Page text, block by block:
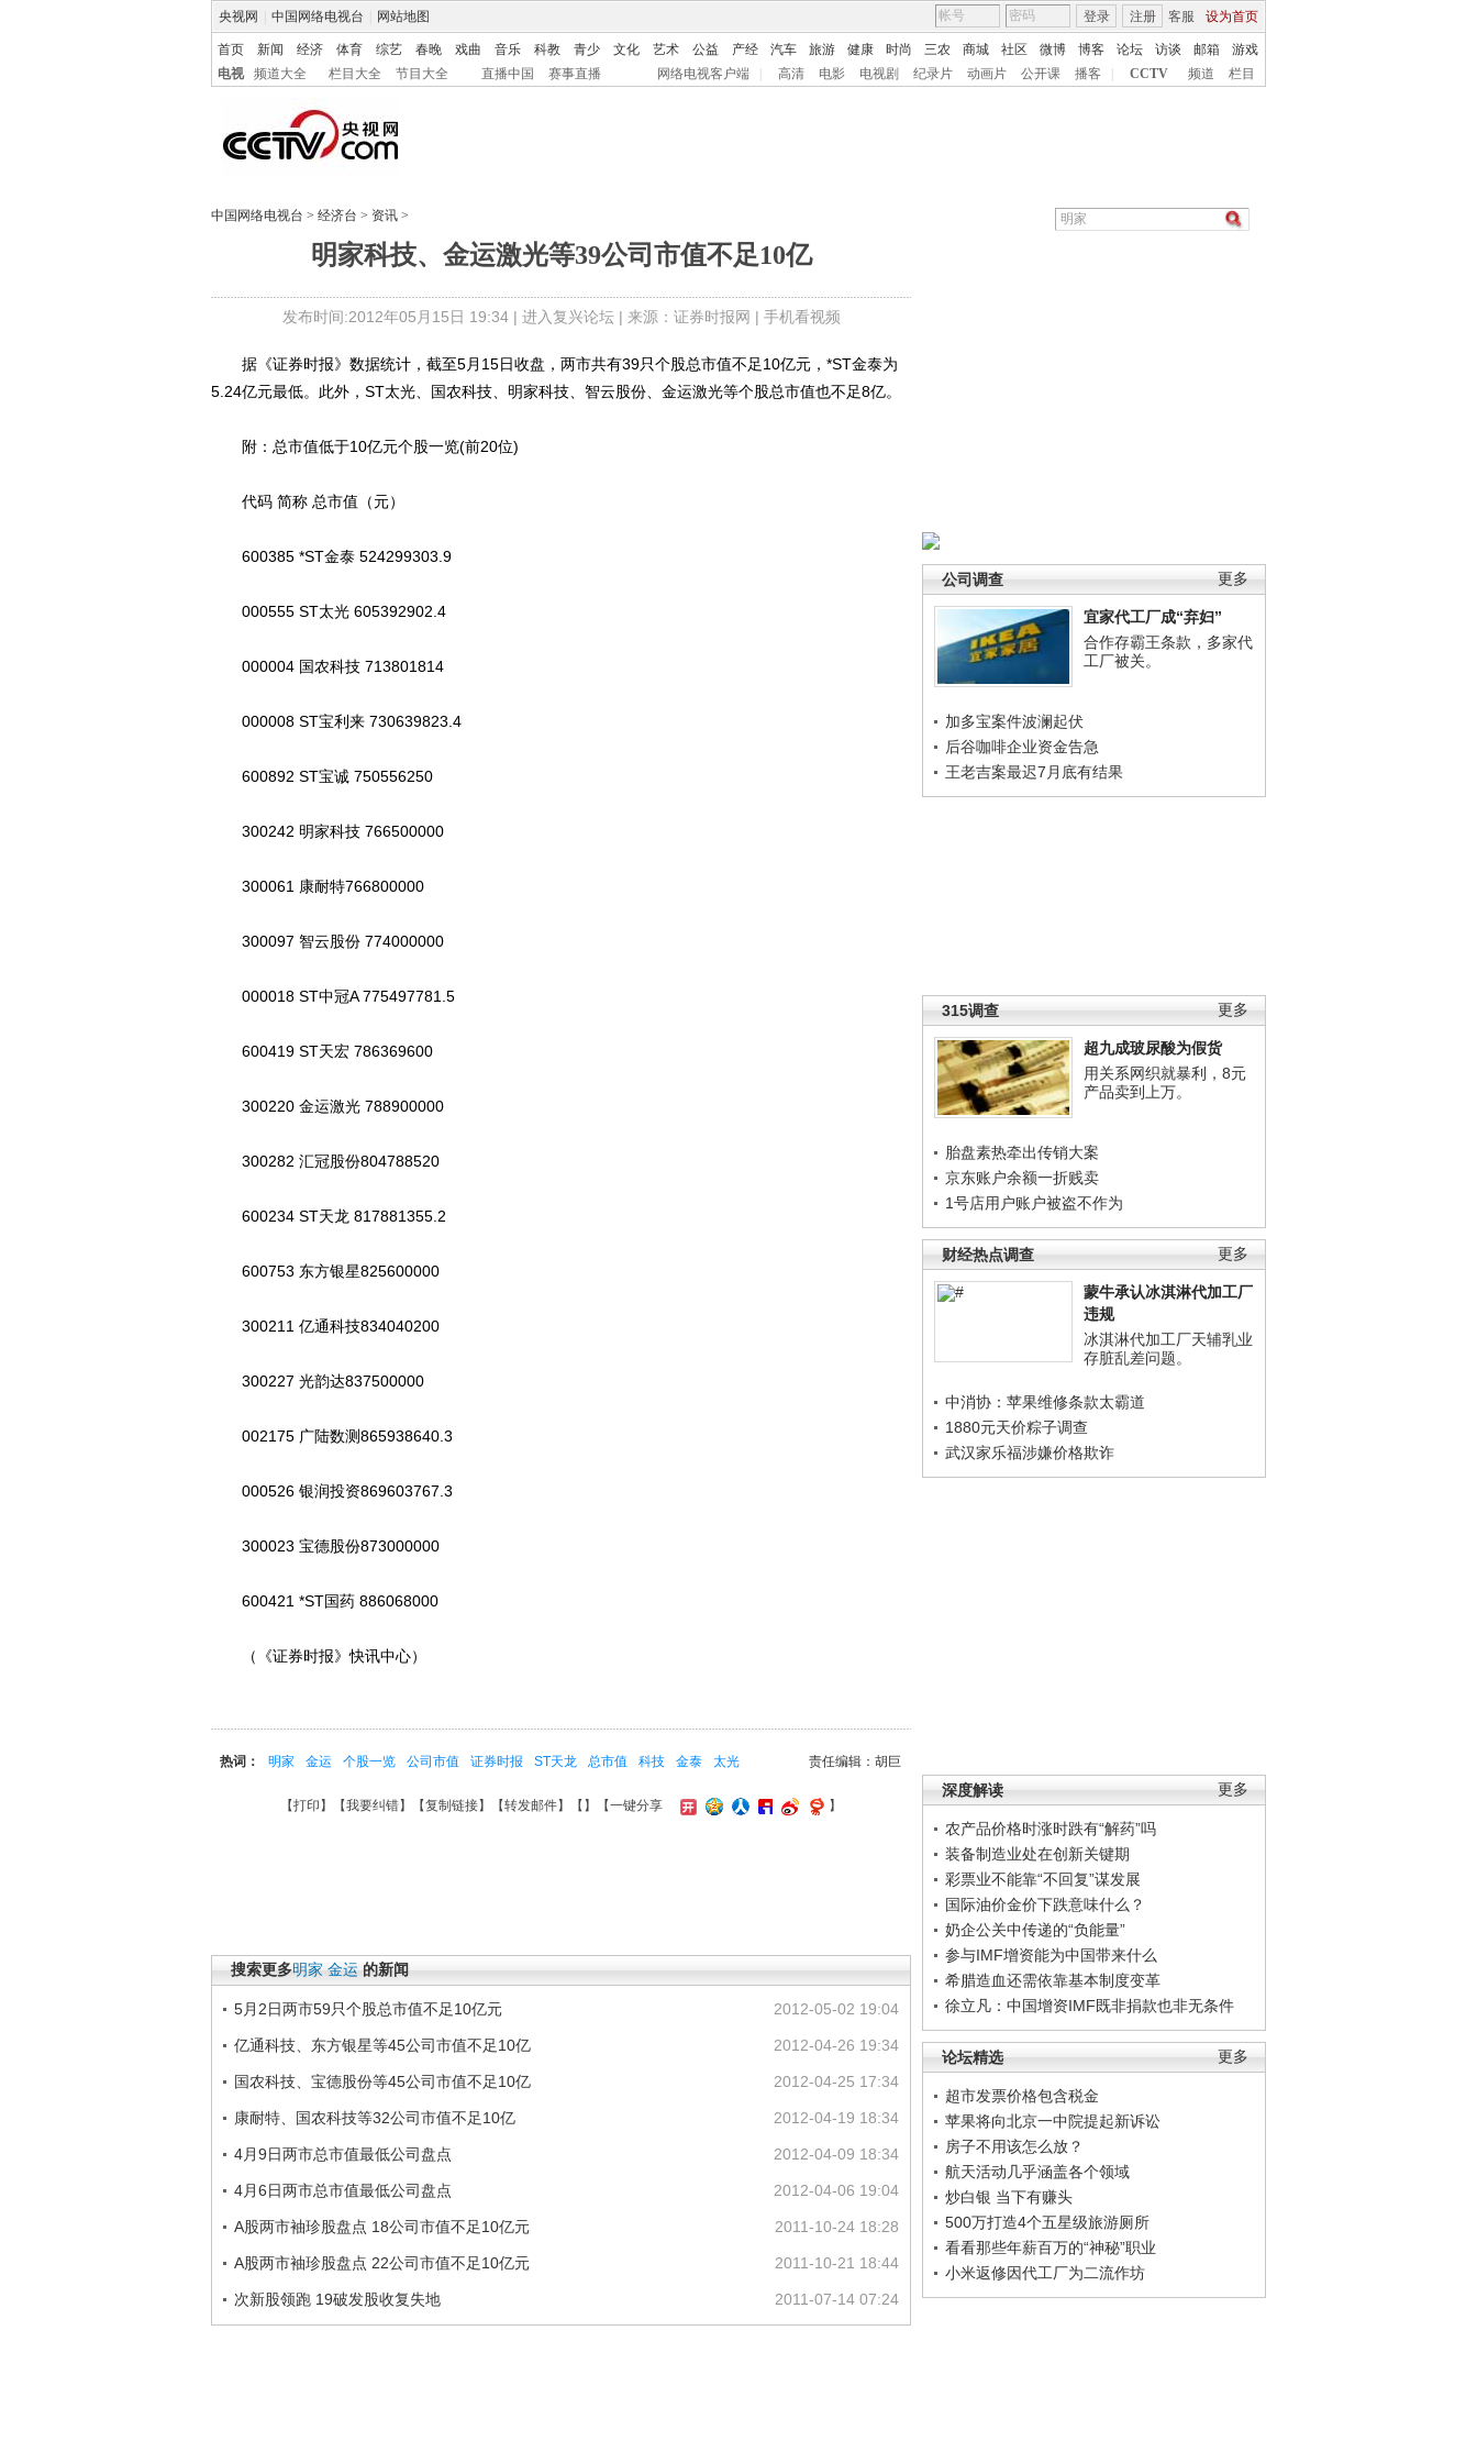
央视网 中国网络电视台 网站地图 客服 设为首页
登录 注册
首页 新闻 经济 体育 综艺 春晚 戏曲 音乐 科教 青少 文化 艺术 公益 产经 汽车 旅游 健康 时尚 三农 商城 社区 微博 博客 论坛 访谈 邮箱
游戏
电视
频道大全 栏目大全 节目大全 直播中国 赛事直播 网络电视客户端 高清 电影 电视剧 纪录片 动画片 公开课 播客 CCTV 频道 栏目
中国网络电视台 > 经济台 > 资讯 >
明家科技、金运激光等39公司市值不足10亿
发布时间:2012年05月15日 19:34 | 进入复兴论坛| 来源：证券时报网 | 手机看视频
更多
公司调查
宜家代工厂成“弃妇”
合作存霸王条款，多家代
工厂被关。
加多宝案件波澜起伏
后谷咖啡企业资金告急
王老吉案最迟7月底有结果
更多
315调查
超九成玻尿酸为假货
用关系网织就暴利，8元
产品卖到上万。
胎盘素热牵出传销大案
京东账户余额一折贱卖
1号店用户账户被盗不作为
更多
财经热点调查
蒙牛承认冰淇淋代加工厂
违规
冰淇淋代加工厂天辅乳业
存脏乱差问题。
中消协：苹果维修条款太霸道
1880元天价粽子调查
武汉家乐福涉嫌价格欺诈
更多
深度解读
农产品价格时涨时跌有“解药”吗
装备制造业处在创新关键期
彩票业不能靠“不回复”谋发展
国际油价金价下跌意味什么？
奶企公关中传递的“负能量”
参与IMF增资能为中国带来什么
希腊造血还需依靠基本制度变革
徐立凡：中国增资IMF既非捐款也非无条件
更多
论坛精选
超市发票价格包含税金
苹果将向北京一中院提起新诉讼
房子不用该怎么放？
航天活动几乎涵盖各个领域
炒白银 当下有赚头
500万打造4个五星级旅游厕所
看看那些年薪百万的“神秘”职业
小米返修因代工厂为二流作坊
据《证券时报》数据统计，截至5月15日收盘，两市共有39只个股总市值不足10亿元，*ST金泰为
5.24亿元最低。此外，ST太光、国农科技、明家科技、智云股份、金运激光等个股总市值也不足8亿。
附：总市值低于10亿元个股一览(前20位)
代码 简称 总市值（元）
600385 *ST金泰 524299303.9
000555 ST太光 605392902.4
000004 国农科技 713801814
000008 ST宝利来 730639823.4
600892 ST宝诚 750556250
300242 明家科技 766500000
300061 康耐特766800000
300097 智云股份 774000000
000018 ST中冠A 775497781.5
600419 ST天宏 786369600
300220 金运激光 788900000
300282 汇冠股份804788520
600234 ST天龙 817881355.2
600753 东方银星825600000
300211 亿通科技834040200
300227 光韵达837500000
002175 广陆数测865938640.3
000526 银润投资869603767.3
300023 宝德股份873000000
600421 *ST国药 886068000
（《证券时报》快讯中心）
责任编辑：胡巨
热词： 明家 金运 个股一览 公司市值 证券时报 ST天龙 总市值 科技 金泰 太光
【打印 】【我要纠错】【复制链接】【转发邮件】【 】 【一键分享 】
搜索更多明家 金运 的新闻
2012-05-02 19:04
5月2日两市59只个股总市值不足10亿元
2012-04-26 19:34
亿通科技、东方银星等45公司市值不足10亿
2012-04-25 17:34
国农科技、宝德股份等45公司市值不足10亿
2012-04-19 18:34
康耐特、国农科技等32公司市值不足10亿
2012-04-09 18:34
4月9日两市总市值最低公司盘点
2012-04-06 19:04
4月6日两市总市值最低公司盘点
2011-10-24 18:28
A股两市袖珍股盘点 18公司市值不足10亿元
2011-10-21 18:44
A股两市袖珍股盘点 22公司市值不足10亿元
2011-07-14 07:24
次新股领跑 19破发股收复失地